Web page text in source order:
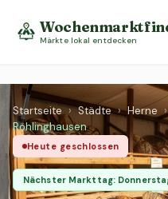
Märkte lokal entdecken
Startseite › Städte › Herne ›
Röhlinghausen
Heute geschlossen
Nächster Markttag: